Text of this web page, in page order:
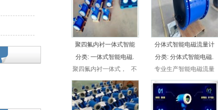
厂家直接供应，比市场便
宜30%以上，超长保质，
无忧售后。
厂家直接供应，比市场便
宜30%以上，超长保质，
无忧售后。
聚四氟内衬一体式智能
分类: 一体式智能电磁.
聚四氟内衬一体式， 不
还是分体式电磁流量计，
一体式插入，还是分体式
插入电磁流量计，厂家直
分体式智能电磁流量计
分类: 分体式智能电磁.
专业生产智能电磁流量
量计，还是分体式电磁流
量计，一体式插入，还是
分体式插入电磁流量计，